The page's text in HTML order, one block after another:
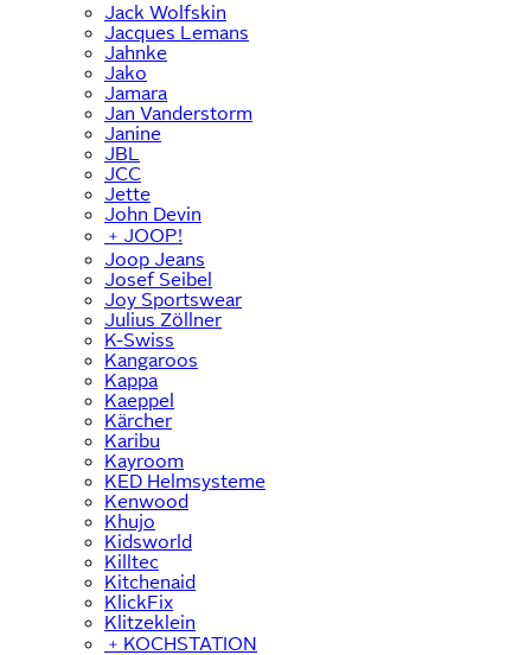
Jack Wolfskin
Jacques Lemans
Jahnke
Jako
Jamara
Jan Vanderstorm
Janine
JBL
JCC
Jette
John Devin
﹢ JOOP!
Joop Jeans
Josef Seibel
Joy Sportswear
Julius Zöllner
K-Swiss
Kangaroos
Kappa
Kaeppel
Kärcher
Karibu
Kayroom
KED Helmsysteme
Kenwood
Khujo
Kidsworld
Killtec
Kitchenaid
KlickFix
Klitzeklein
﹢ KOCHSTATION